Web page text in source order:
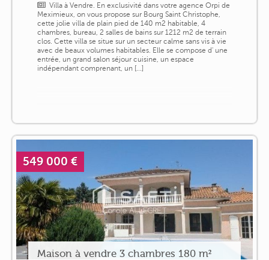
Villa à Vendre. En exclusivité dans votre agence Orpi de
Meximieux, on vous propose sur Bourg Saint Christophe,
cette jolie villa de plain pied de 140 m2 habitable, 4
chambres, bureau, 2 salles de bains sur 1212 m2 de terrain
clos. Cette villa se situe sur un secteur calme sans vis à vie
avec de beaux volumes habitables. Elle se compose d' une
entrée, un grand salon séjour cuisine, un espace
indépendant comprenant, un [...]
549 000 €
Maison à vendre 3 chambres 180 m²